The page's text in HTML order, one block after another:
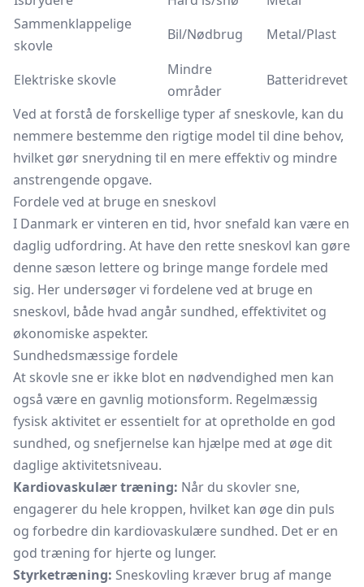
Sammenklappelige
skovle
Bil/Nødbrug Metal/Plast
Elektriske skovle
Mindre
områder
Batteridrevet
Ved at forstå de forskellige typer af sneskovle, kan du
nemmere bestemme den rigtige model til dine behov,
hvilket gør snerydning til en mere effektiv og mindre
anstrengende opgave.
Fordele ved at bruge en sneskovl
I Danmark er vinteren en tid, hvor snefald kan være en
daglig udfordring. At have den rette sneskovl kan gøre
denne sæson lettere og bringe mange fordele med
sig. Her undersøger vi fordelene ved at bruge en
sneskovl, både hvad angår sundhed, effektivitet og
økonomiske aspekter.
Sundhedsmæssige fordele
At skovle sne er ikke blot en nødvendighed men kan
også være en gavnlig motionsform. Regelmæssig
fysisk aktivitet er essentielt for at opretholde en god
sundhed, og snefjernelse kan hjælpe med at øge dit
daglige aktivitetsniveau.
Kardiovaskulær træning: Når du skovler sne,
engagerer du hele kroppen, hvilket kan øge din puls
og forbedre din kardiovaskulære sundhed. Det er en
god træning for hjerte og lunger.
Styrketræning: Sneskovling kræver brug af mange